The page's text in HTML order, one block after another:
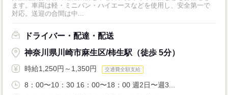
ます。車両は軽・ミニバン・ハイエースなどを使用し、安全第一で
対応。送迎の合間は中...
ドライバー・配達・配送
神奈川県川崎市麻生区/柿生駅（徒歩 5分）
時給1,250円～1,350円 交通費全額支給
8：00〜10：30 16：00〜18：00 週2日〜週3...